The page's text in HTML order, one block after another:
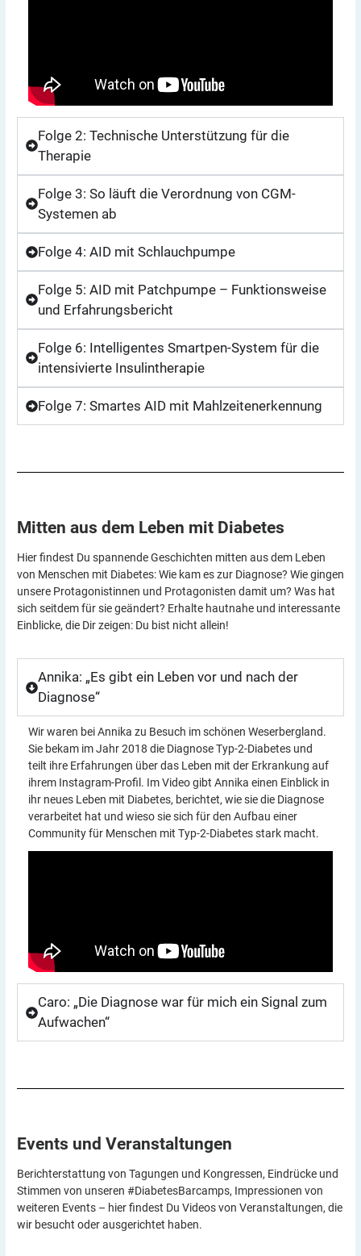
Folge 2: Technische Unterstützung für die
Therapie
Folge 3: So läuft die Verordnung von CGM-
Systemen ab
Folge 4: AID mit Schlauchpumpe
Folge 5: AID mit Patchpumpe – Funktions­weise
und Erfahrungsbericht
Folge 6: Intelligentes Smartpen-System für die
intensivierte Insulintherapie
Folge 7: Smartes AID mit Mahlzeitenerkennung
Mitten aus dem Leben mit Diabetes
Hier findest Du spannende Geschichten mitten aus dem Leben
von Menschen mit Diabetes: Wie kam es zur Diagnose? Wie gingen
unsere Protagonistinnen und Protagonisten damit um? Was hat
sich seitdem für sie geändert? Erhalte hautnahe und interessante
Einblicke, die Dir zeigen: Du bist nicht allein!
Annika: „Es gibt ein Leben vor und nach der
Diagnose“
Wir waren bei Annika zu Besuch im schönen Weserbergland.
Sie bekam im Jahr 2018 die Diagnose Typ-2-Diabetes und
teilt ihre Erfahrungen über das Leben mit der Erkrankung auf
ihrem Instagram-Profil. Im Video gibt Annika einen Einblick in
ihr neues Leben mit Diabetes, berichtet, wie sie die Diagnose
verarbeitet hat und wieso sie sich für den Aufbau einer
Community für Menschen mit Typ-2-Diabetes stark macht.
Caro: „Die Diagnose war für mich ein Signal zum
Aufwachen“
Events und Veranstaltungen
Berichterstattung von Tagungen und Kongressen, Eindrücke und
Stimmen von unseren #DiabetesBarcamps, Impressionen von
weiteren Events – hier findest Du Videos von Veranstaltungen, die
wir besucht oder ausgerichtet haben.